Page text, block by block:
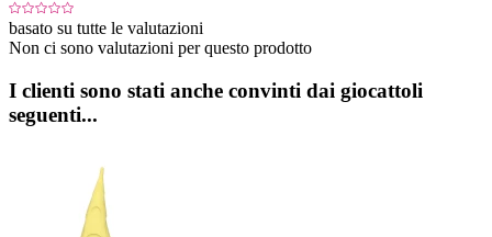
basato su tutte le valutazioni
Non ci sono valutazioni per questo prodotto
I clienti sono stati anche convinti dai giocattoli
seguenti...